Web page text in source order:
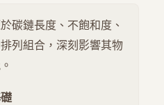
碳鏈長度、不飽和度、
列組合，深刻影響其物